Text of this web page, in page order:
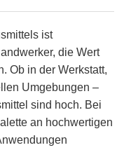
ist
die Wert
Ob in der Werkstatt,
Umgebungen –
sind hoch. Bei
an hochwertigen